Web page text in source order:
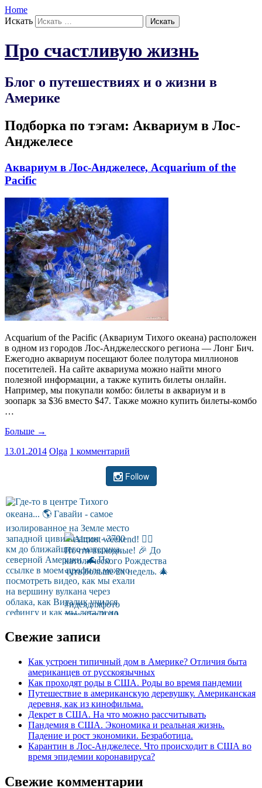
Home
Искать
Про счастливую жизнь
Блог о путешествиях и о жизни в
Америке
Подборка по тэгам: Аквариум в Лос-
Анджелесе
Аквариум в Лос-Анджелесе, Acquarium of the
Pacific
Acquarium of the Pacific (Аквариум Тихого океана) расположен
в одном из городов Лос-Анджелесского региона — Лонг Бич.
Ежегодно аквариум посещают более полутора миллионов
посетителей. На сайте аквариума можно найти много
полезной информации, а также купить билеты онлайн.
Например, мы покупали комбо: билеты в аквариум и в
зоопарк за $36 вместо $47. Также можно купить билеты-комбо
…
Больше →
13.01.2014 Olga 1 комментарий
Свежие записи
Как устроен типичный дом в Америке? Отличия быта
американцев от русскоязычных
Как проходят роды в США. Роды во время пандемии
Путешествие в американскую деревушку. Американская
деревня, как из кинофильма.
Декрет в США. На что можно рассчитывать
Пандемия в США. Экономика и реальная жизнь.
Падение и рост экономики. Безработица.
Карантин в Лос-Анджелесе. Что происходит в США во
время эпидемии коронавируса?
Свежие комментарии